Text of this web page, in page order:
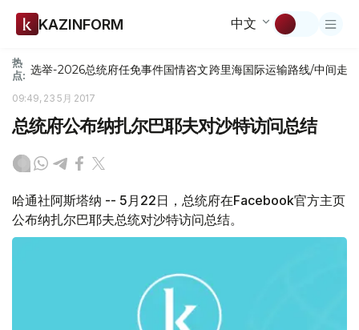
KAZINFORM 中文
热
点: 选举-2026总统府任免事件国情咨文跨里海国际运输路线/中间走廊
09:49, 23 5月 2017
总统府公布纳扎尔巴耶夫对沙特访问总结
哈通社阿斯塔纳 -- 5月22日，总统府在Facebook官方主页
公布纳扎尔巴耶夫总统对沙特访问总结。